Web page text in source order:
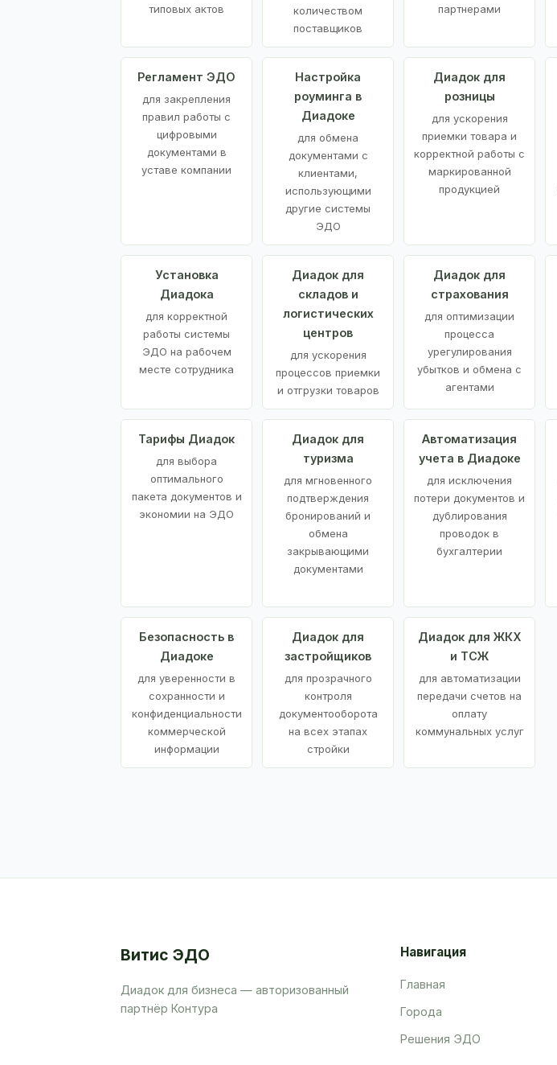
типовых актов
количеством
поставщиков
партнерами
Регламент ЭДО
для закрепления
правил работы с
цифровыми
документами в
уставе компании
Настройка
роуминга в
Диадоке
для обмена
документами с
клиентами,
использующими
другие системы
ЭДО
Диадок для
розницы
для ускорения
приемки товара и
корректной работы с
маркированной
продукцией
Установка
Диадока
для корректной
работы системы
ЭДО на рабочем
месте сотрудника
Диадок для
складов и
логистических
центров
для ускорения
процессов приемки
и отгрузки товаров
Диадок для
страхования
для оптимизации
процесса
урегулирования
убытков и обмена с
агентами
Тарифы Диадок
для выбора
оптимального
пакета документов и
экономии на ЭДО
Диадок для
туризма
для мгновенного
подтверждения
бронирований и
обмена
закрывающими
документами
Автоматизация
учета в Диадоке
для исключения
потери документов и
дублирования
проводок в
бухгалтерии
Безопасность в
Диадоке
для уверенности в
сохранности и
конфиденциальности
коммерческой
информации
Диадок для
застройщиков
для прозрачного
контроля
документооборота
на всех этапах
стройки
Диадок для ЖКХ
и ТСЖ
для автоматизации
передачи счетов на
оплату
коммунальных услуг
Витис ЭДО
Диадок для бизнеса — авторизованный
партнёр Контура
Навигация
Главная
Города
Решения ЭДО